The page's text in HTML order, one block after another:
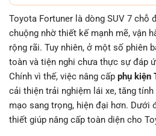
Toyota Fortuner là dòng SUV 7 chỗ
chuộng nhờ thiết kế mạnh mẽ, vận
rộng rãi. Tuy nhiên, ở một số phiên
toàn và tiện nghi chưa thực sự đáp
Chính vì thế, việc nâng cấp phụ kiện
cải thiện trải nghiệm lái xe, tăng
mạo sang trọng, hiện đại hơn. Dưới
thiết giúp nâng cấp toàn diện cho